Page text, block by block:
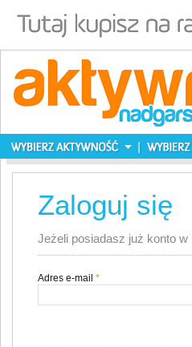
Zaloguj się
Jeżeli posiadasz już konto
*
Adres e-mail